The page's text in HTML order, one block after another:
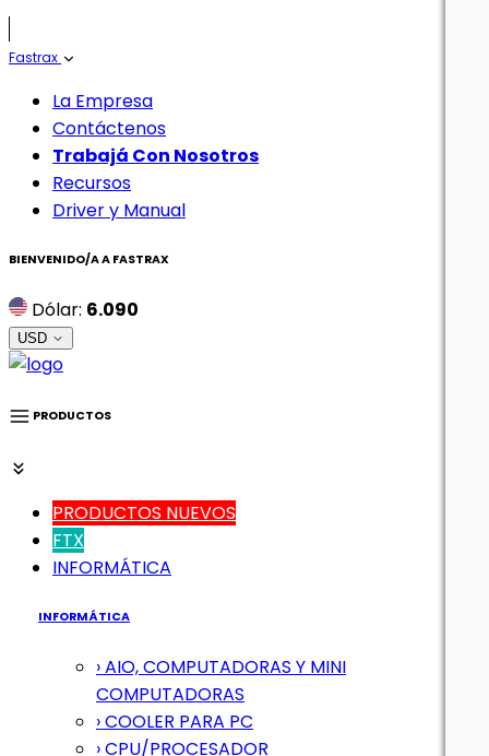
Fastrax
La Empresa
Contáctenos
Trabajá Con Nosotros
Recursos
Driver y Manual
BIENVENIDO/A A FASTRAX
Dólar: 6.090
USD
PRODUCTOS
PRODUCTOS NUEVOS
FTX
INFORMÁTICA
INFORMÁTICA
› AIO, COMPUTADORAS Y MINI
COMPUTADORAS
› COOLER PARA PC
› CPU/PROCESADOR